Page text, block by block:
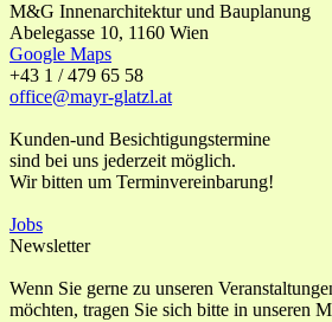
M&G Innenarchitektur und Bauplanung
Abelegasse 10, 1160 Wien
Google Maps
+43 1 / 479 65 58
office@mayr-glatzl.at
Kunden-und Besichtigungstermine
sind bei uns jederzeit möglich.
Wir bitten um Terminvereinbarung!
Jobs
Newsletter
Wenn Sie gerne zu unseren
möchten, tragen Sie sich bitte in unseren